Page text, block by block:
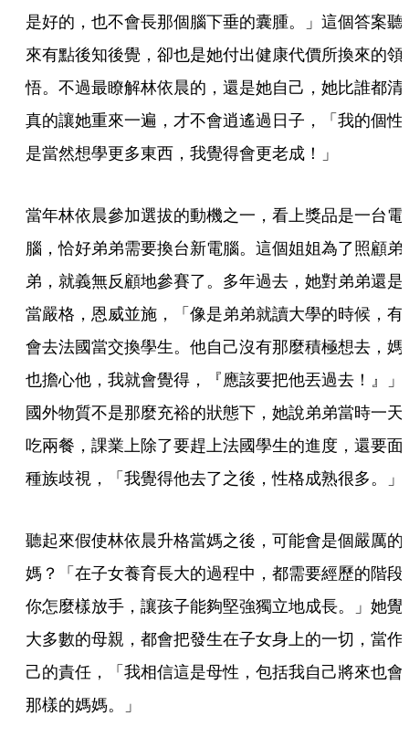
是好的，也不會長那個腦下垂的囊腫。」這個答案聽
來有點後知後覺，卻也是她付出健康代價所換來的領
悟。不過最瞭解林依晨的，還是她自己，她比誰都清
真的讓她重來一遍，才不會逍遙過日子，「我的個性
是當然想學更多東西，我覺得會更老成！」
當年林依晨參加選拔的動機之一，看上獎品是一台電
腦，恰好弟弟需要換台新電腦。這個姐姐為了照顧弟
弟，就義無反顧地參賽了。多年過去，她對弟弟還是
當嚴格，恩威並施，「像是弟弟就讀大學的時候，有
會去法國當交換學生。他自己沒有那麼積極想去，媽
也擔心他，我就會覺得，『應該要把他丟過去！』」
國外物質不是那麼充裕的狀態下，她說弟弟當時一天
吃兩餐，課業上除了要趕上法國學生的進度，還要面
種族歧視，「我覺得他去了之後，性格成熟很多。」
聽起來假使林依晨升格當媽之後，可能會是個嚴厲的
媽？「在子女養育長大的過程中，都需要經歷的階段
你怎麼樣放手，讓孩子能夠堅強獨立地成長。」她覺
大多數的母親，都會把發生在子女身上的一切，當作
己的責任，「我相信這是母性，包括我自己將來也會
那樣的媽媽。」